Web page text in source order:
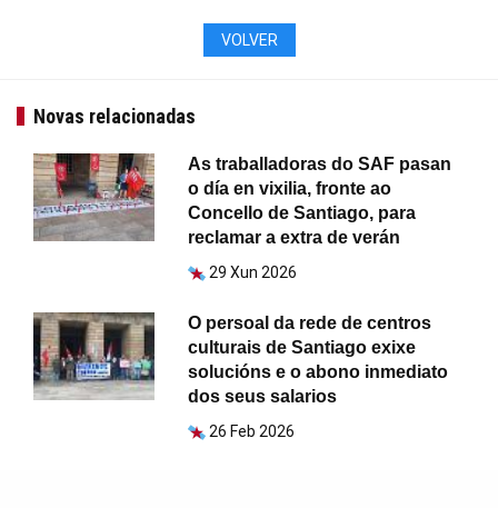
VOLVER
Novas relacionadas
As traballadoras do SAF pasan
o día en vixilia, fronte ao
Concello de Santiago, para
reclamar a extra de verán
29 Xun 2026
O persoal da rede de centros
culturais de Santiago exixe
solucións e o abono inmediato
dos seus salarios
26 Feb 2026